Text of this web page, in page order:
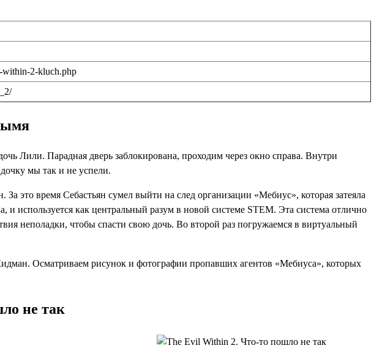
within-2-kluch.php
Лили. Парадная дверь заблокирована, проходим через окно справа. Внутри
мы так и не успели.
это время Себастьян сумел выйти на след организации «Мебиус», которая затеяла
используется как центральный разум в новой системе STEM. Эта система отлично
неполадки, чтобы спасти свою дочь. Во второй раз погружаемся в виртуальный
Осматриваем рисунок и фотографии пропавших агентов «Мебиуса», которых
не так